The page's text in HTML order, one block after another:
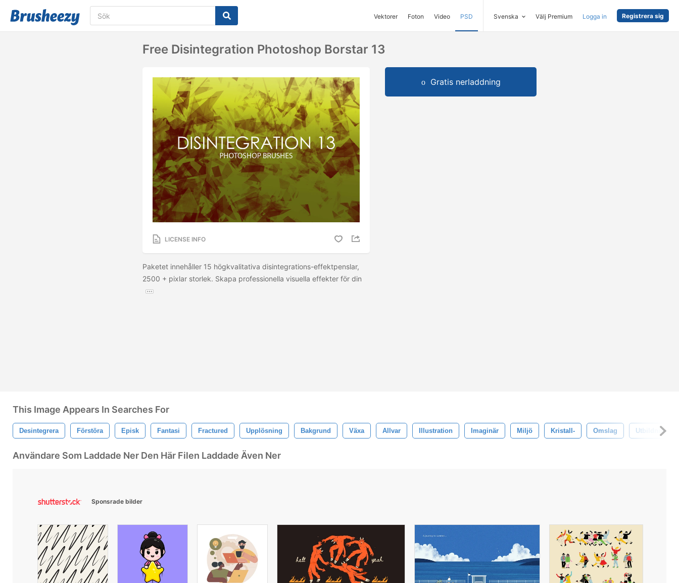
Vektorer Foton Video PSD Svenska Välj Premium Logga in Registrera sig
Free Disintegration Photoshop Borstar 13
LICENSE INFO
Paketet innehåller 15 högkvalitativa disintegrations-effektpenslar,
2500 + pixlar storlek. Skapa professionella visuella effekter för din
Gratis nerladdning
This Image Appears In Searches For
Desintegrera Förstöra Episk Fantasi Fractured Upplösning Bakgrund Växa Allvar Illustration Imaginär Miljö Kristall- Omslag Utbildning
Användare Som Laddade Ner Den Här Filen Laddade Även Ner
Sponsrade bilder